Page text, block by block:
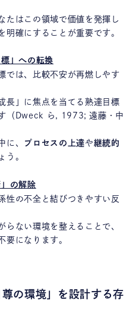
たはこの領域で価値を発揮し
明確にすることが重要です。
」への転換
では、比較不安が再燃しやす
長」に焦点を当てる熟達目標
（Dweck ら, 1973; 遠藤・中
に、
プロセスの上達や継続的
う。
の解除
性の不全と結びつきやすい反
らない環境を整えることで、
要になります。
の環境」を設計する存